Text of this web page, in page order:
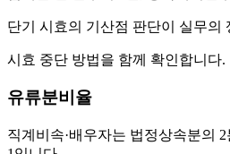
단기 시효의 기산점 판단이 실무의
시효 중단 방법을 함께 확인합니다.
유류분비율
직계비속·배우자는 법정상속분의